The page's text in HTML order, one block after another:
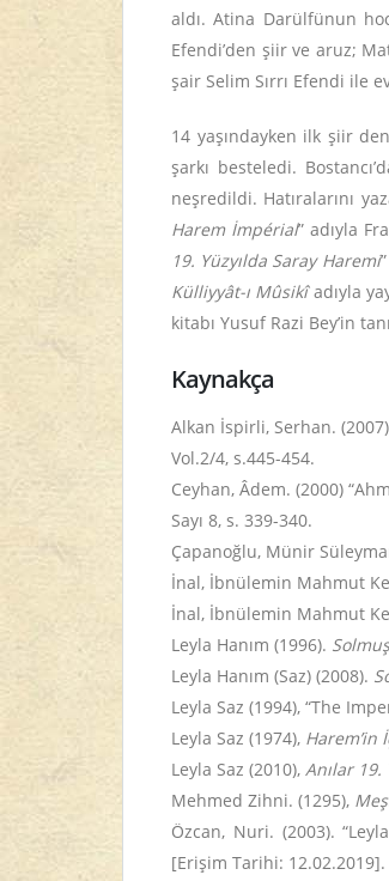
aldı. Atina Darülfünun
Efendi’den şiir ve aruz;
şair Selim Sırrı Efendi ile
14 yaşındayken ilk şiir
şarkı besteledi.
neşredildi. Hatıralarını
Harem İmpérial” adıyla
19. Yüzyılda Saray Haremi
Külliyyât-ı Mûsikîadıyla
kitabı Yusuf Razi Bey’in
Kaynakça
Alkan İspirli, Serhan.
Vol.2/4, s.445-454.
Ceyhan, Âdem. (2000)
Sayı 8, s. 339-340.
Çapanoğlu, Münir
İnal, İbnülemin Mahmut
İnal, İbnülemin Mahmut
Leyla Hanım (1996).
Leyla Hanım (Saz) (2008).
Leyla Saz (1994), “The
Leyla Saz (1974), Harem’in
Leyla Saz (2010), Anılar 19.
Mehmed Zihni. (1295),
Özcan, Nuri. (2003).
[Erişim Tarihi: 12.02.2019].